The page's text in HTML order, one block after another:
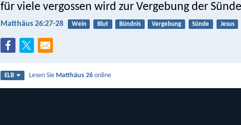
für viele vergossen wird zur Vergebung der
Matthäus 26:27-28 Wein Blut Bündnis Vergebung Sünde Jesus
ELB Lesen Sie Matthäus 26 online